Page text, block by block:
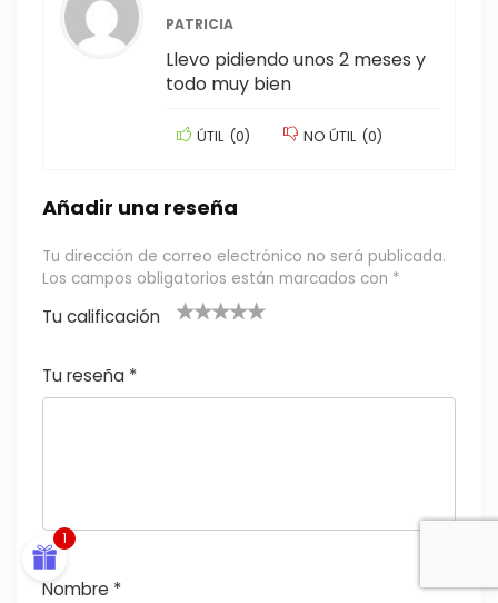
PATRICIA
Llevo pidiendo unos 2 meses y
todo muy bien
ÚTIL (0) NO ÚTIL (0)
Añadir una reseña
Tu dirección de correo electrónico no será publicada.
Los campos obligatorios están marcados con *
Tu calificación
e
5
las
s
Tu reseña *
Nombre *
TOP10
1